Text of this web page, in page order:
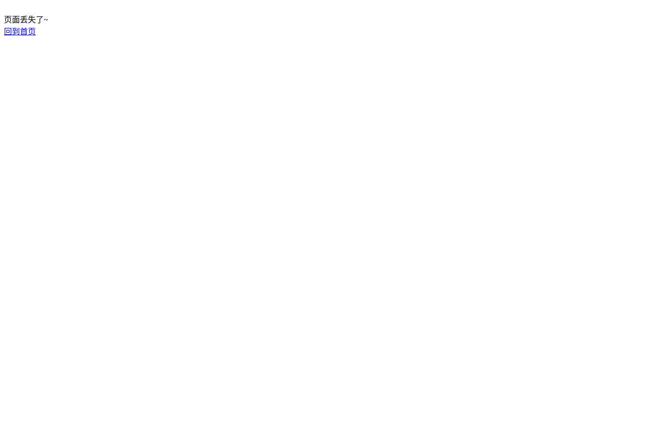
页面丢失了~
回到首页